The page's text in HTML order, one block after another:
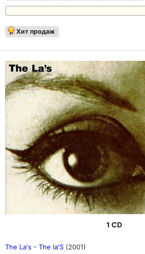
Хит продаж
1 CD
The La's - The la'S (2001)